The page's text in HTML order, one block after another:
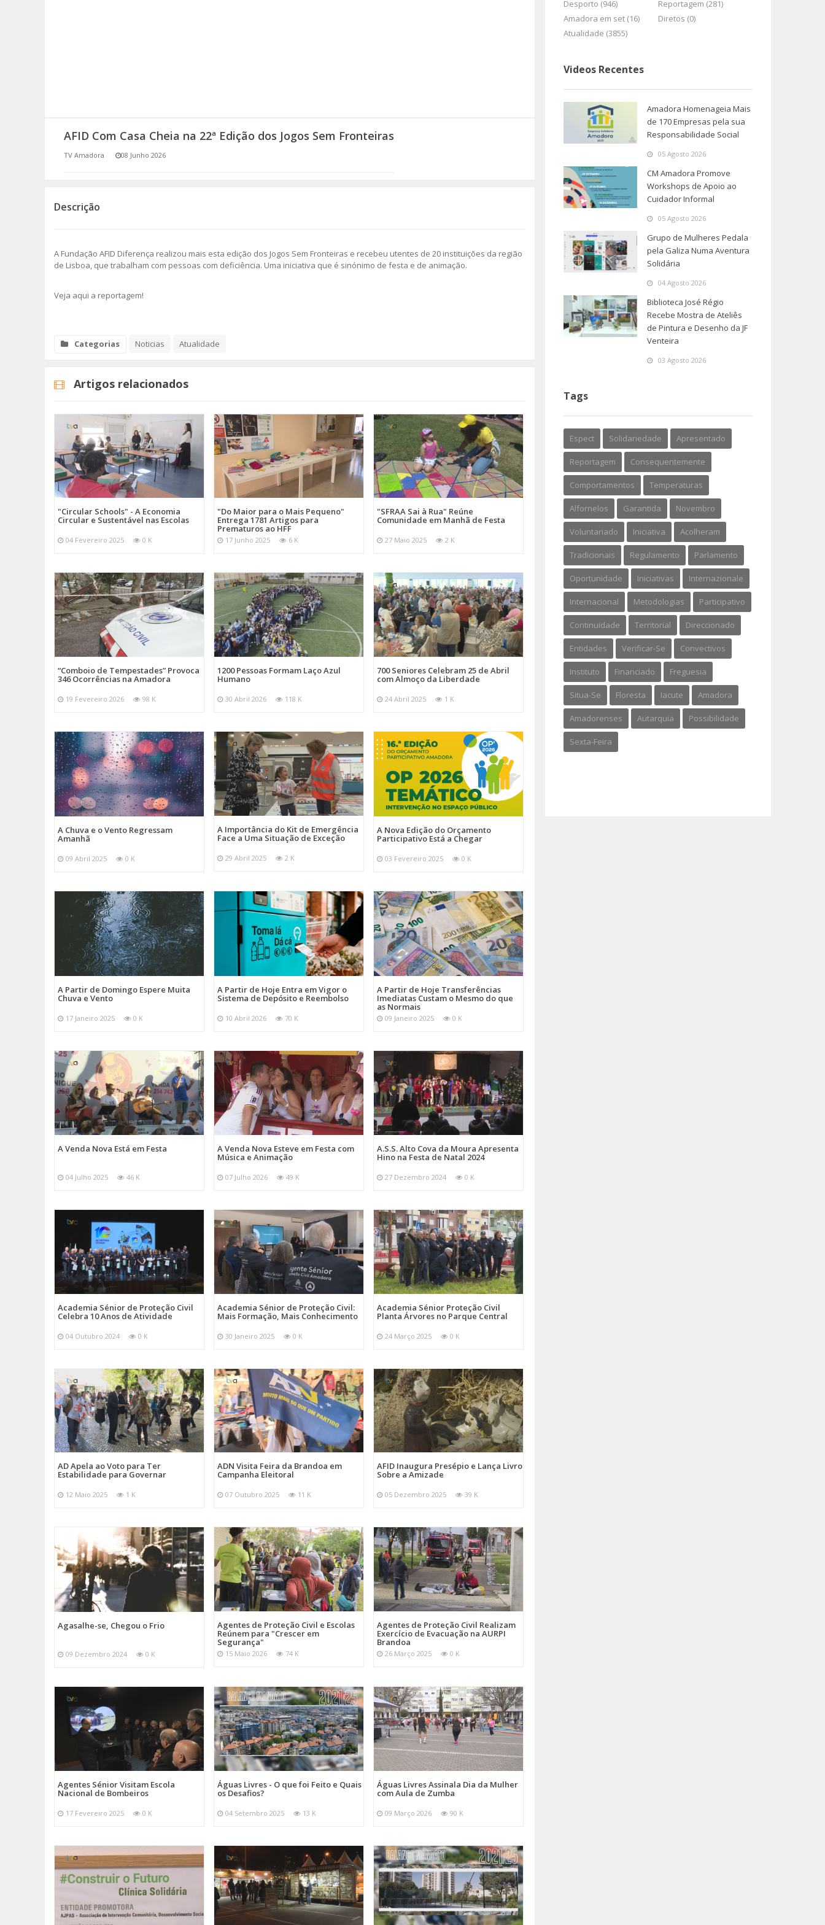
(RE) PENSAMENTOS
AFID Com Casa Cheia na 22ª Edição dos Jogos Sem Fronteiras
TV Amadora 08 Junho 2026
Descrição
A Fundação AFID Diferença realizou mais esta edição dos Jogos Sem Fronteiras e recebeu utentes de 20 instituições da região
de Lisboa, que trabalham com pessoas com deficiência. Uma iniciativa que é sinónimo de festa e de animação.
Veja aqui a reportagem!
Categorias Noticias Atualidade
Artigos relacionados
"Circular Schools" - A Economia
Circular e Sustentável nas Escolas
04 Fevereiro 2025 0 K
"Do Maior para o Mais Pequeno"
Entrega 1781 Artigos para
Prematuros ao HFF
17 Junho 2025 6 K
"SFRAA Sai à Rua" Reúne
Comunidade em Manhã de Festa
27 Maio 2025 2 K
“Comboio de Tempestades” Provoca
346 Ocorrências na Amadora
19 Fevereiro 2026 98 K
1200 Pessoas Formam Laço Azul
Humano
30 Abril 2026 118 K
700 Seniores Celebram 25 de Abril
com Almoço da Liberdade
24 Abril 2025 1 K
A Chuva e o Vento Regressam
Amanhã
09 Abril 2025 0 K
A Importância do Kit de Emergência
Face a Uma Situação de Exceção
29 Abril 2025 2 K
A Nova Edição do Orçamento
Participativo Está a Chegar
03 Fevereiro 2025 0 K
A Partir de Domingo Espere Muita
Chuva e Vento
17 Janeiro 2025 0 K
A Partir de Hoje Entra em Vigor o
Sistema de Depósito e Reembolso
10 Abril 2026 70 K
A Partir de Hoje Transferências
Imediatas Custam o Mesmo do que
as Normais
09 Janeiro 2025 0 K
A Venda Nova Está em Festa
04 Julho 2025 46 K
A Venda Nova Esteve em Festa com
Música e Animação
07 Julho 2026 49 K
A.S.S. Alto Cova da Moura Apresenta
Hino na Festa de Natal 2024
27 Dezembro 2024 0 K
Academia Sénior de Proteção Civil
Celebra 10 Anos de Atividade
04 Outubro 2024 0 K
Academia Sénior de Proteção Civil:
Mais Formação, Mais Conhecimento
30 Janeiro 2025 0 K
Academia Sénior Proteção Civil
Planta Árvores no Parque Central
24 Março 2025 0 K
AD Apela ao Voto para Ter
Estabilidade para Governar
12 Maio 2025 1 K
ADN Visita Feira da Brandoa em
Campanha Eleitoral
07 Outubro 2025 11 K
AFID Inaugura Presépio e Lança Livro
Sobre a Amizade
05 Dezembro 2025 39 K
Agasalhe-se, Chegou o Frio
09 Dezembro 2024 0 K
Agentes de Proteção Civil e Escolas
Reúnem para "Crescer em
Segurança"
15 Maio 2026 74 K
Agentes de Proteção Civil Realizam
Exercício de Evacuação na AURPI
Brandoa
26 Março 2025 0 K
Agentes Sénior Visitam Escola
Nacional de Bombeiros
17 Fevereiro 2025 0 K
Águas Livres - O que foi Feito e Quais
os Desafios?
04 Setembro 2025 13 K
Águas Livres Assinala Dia da Mulher
com Aula de Zumba
09 Março 2026 90 K
Desporto (946)
Reportagem (281)
Amadora em set (16)
Diretos (0)
Atualidade (3855)
Videos Recentes
Amadora Homenageia Mais
de 170 Empresas pela sua
Responsabilidade Social
05 Agosto 2026
CM Amadora Promove
Workshops de Apoio ao
Cuidador Informal
05 Agosto 2026
Grupo de Mulheres Pedala
pela Galiza Numa Aventura
Solidária
04 Agosto 2026
Biblioteca José Régio
Recebe Mostra de Ateliês
de Pintura e Desenho da JF
Venteira
03 Agosto 2026
Tags
Espect Solidariedade Apresentado
Reportagem Consequentemente
Comportamentos Temperaturas
Alfornelos Garantida Novembro
Voluntariado Iniciativa Acolheram
Tradicionais Regulamento Parlamento
Oportunidade Iniciativas Internazionale
Internacional Metodologias Participativo
Continuidade Territorial Direccionado
Entidades Verificar-Se Convectivos
Instituto Financiado Freguesia
Situa-Se Floresta Iacute Amadora
Amadorenses Autarquia Possibilidade
Sexta-Feira